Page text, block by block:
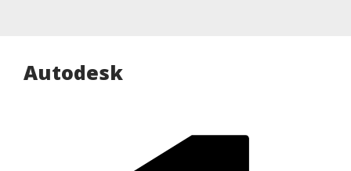
Autodesk